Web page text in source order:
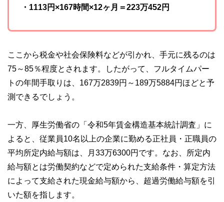
・1113円×167時間×12ヶ月＝223万452円
ここから税金や社会保険料などが引かれ、手元に残るのは
75～85％程度とされます。したがって、フルタイムパー
トの年間手取りは、167万2839円～189万5884円ほどと予
測できるでしょう。
一方、厚生労働省の「令和5年賃金構造基本統計調査」に
よると、従業員10名以上の企業に勤める正社員・正職員の
平均所定内給与額は、月33万6300円です。なお、所定内
給与額とは労働契約などで定められた支給条件・算定方法
によって支給された現金給与額から、超過労働給与額を引
いた額を指します。